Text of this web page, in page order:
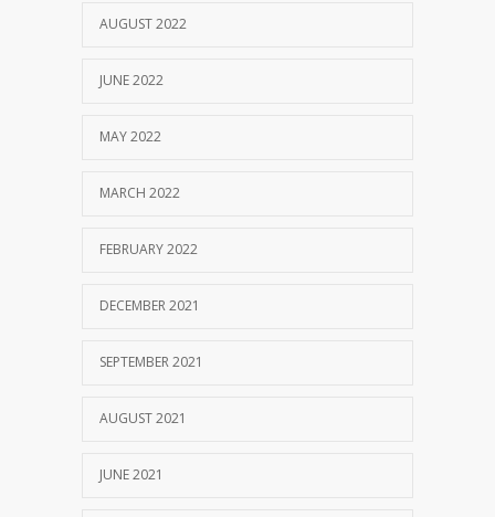
AUGUST 2022
JUNE 2022
MAY 2022
MARCH 2022
FEBRUARY 2022
DECEMBER 2021
SEPTEMBER 2021
AUGUST 2021
JUNE 2021